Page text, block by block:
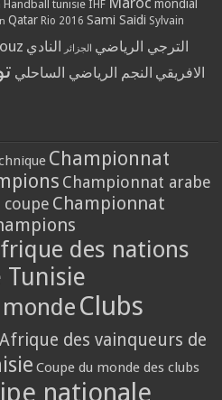
Handball tunisie IHF mondial
Qatar Rio 2016 Sami Saidi Sylvain
الترجي الرياضي الجزائر النادي
الافريقي النجم الرياضي الساحلي
Championnat
Championnat arabe
Championnat
des nations
Tunisie
Clubs
des vainqueurs de
Coupe du monde des clubs
nationale